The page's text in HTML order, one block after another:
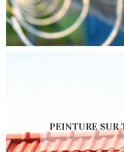
PEINTURE SUR